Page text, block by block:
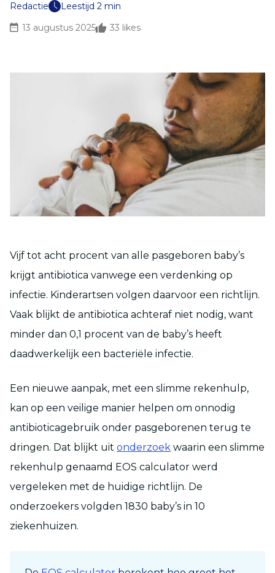
Redactie
Leestijd 2 min
13 augustus 2025
33 likes
Vijf tot acht procent van alle pasgeboren baby’s
krijgt antibiotica vanwege een verdenking op
infectie. Kinderartsen volgen daarvoor een richtlijn.
Vaak blijkt de antibiotica achteraf niet nodig, want
minder dan 0,1 procent van de baby’s heeft
daadwerkelijk een bacteriële infectie.
Een nieuwe aanpak, met een slimme rekenhulp,
kan op een veilige manier helpen om onnodig
antibioticagebruik onder pasgeborenen terug te
dringen. Dat blijkt uit onderzoek waarin een slimme
rekenhulp genaamd EOS calculator werd
vergeleken met de huidige richtlijn. De
onderzoekers volgden 1830 baby’s in 10
ziekenhuizen.